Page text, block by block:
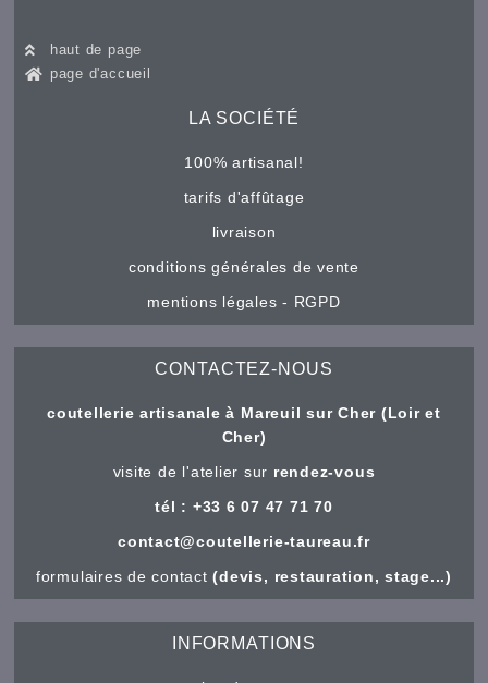
haut de page
page d'accueil
LA SOCIÉTÉ
100% artisanal!
tarifs d'affûtage
livraison
conditions générales de vente
mentions légales - RGPD
CONTACTEZ-NOUS
coutellerie artisanale à Mareuil sur Cher (Loir et
Cher)
visite de l'atelier sur rendez-vous
tél : +33 6 07 47 71 70
contact@coutellerie-taureau.fr
formulaires de contact(devis, restauration, stage...)
INFORMATIONS